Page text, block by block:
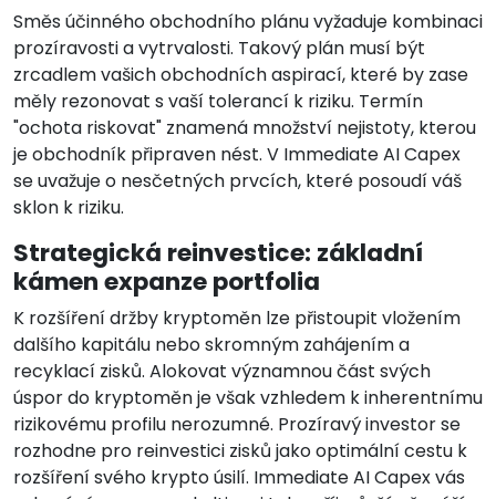
Směs účinného obchodního plánu vyžaduje kombinaci
prozíravosti a vytrvalosti. Takový plán musí být
zrcadlem vašich obchodních aspirací, které by zase
měly rezonovat s vaší tolerancí k riziku. Termín
"ochota riskovat" znamená množství nejistoty, kterou
je obchodník připraven nést. V Immediate AI Capex
se uvažuje o nesčetných prvcích, které posoudí váš
sklon k riziku.
Strategická reinvestice: základní
kámen expanze portfolia
K rozšíření držby kryptoměn lze přistoupit vložením
dalšího kapitálu nebo skromným zahájením a
recyklací zisků. Alokovat významnou část svých
úspor do kryptoměn je však vzhledem k inherentnímu
rizikovému profilu nerozumné. Prozíravý investor se
rozhodne pro reinvestici zisků jako optimální cestu k
rozšíření svého krypto úsilí. Immediate AI Capex vás